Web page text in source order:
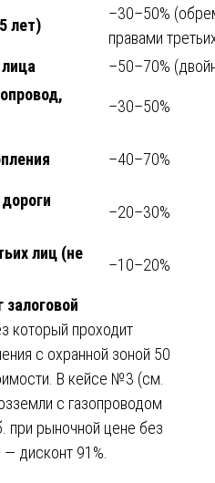
лет)
–30–50%
правами
–50–70%
–30–50%
–40–70%
–20–30%
лиц (не
–10–20%
который проходит
с охранной зоной 50
В кейсе №3 (см.
с газопроводом
при рыночной цене без
дисконт 91%.